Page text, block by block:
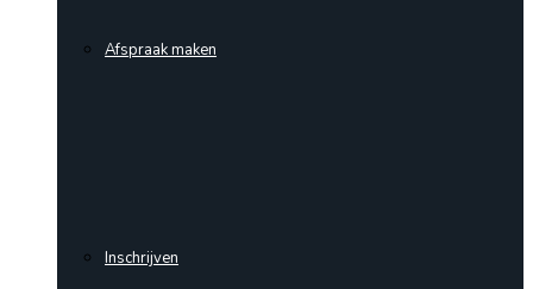
Afspraak maken
Inschrijven